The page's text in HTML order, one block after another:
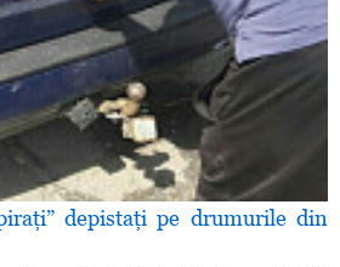
depistaţi pe drumurile din